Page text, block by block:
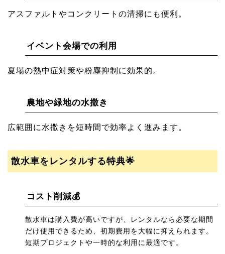
アスファルトやコンクリートの清掃にも便利。
イベント会場での利用
夏場の熱中症対策や粉塵抑制に効果的。
農地や緑地の水撒き
広範囲に水撒きを短時間で効率よく進みます。
散水車をレンタルする特典🌟
コスト削減💰
散水車は購入費が高いですが、レンタルなら必要な期間
だけ使用できるため、初期費用を大幅に抑えられます。
短期プロジェクトや一時的な利用に最適です。